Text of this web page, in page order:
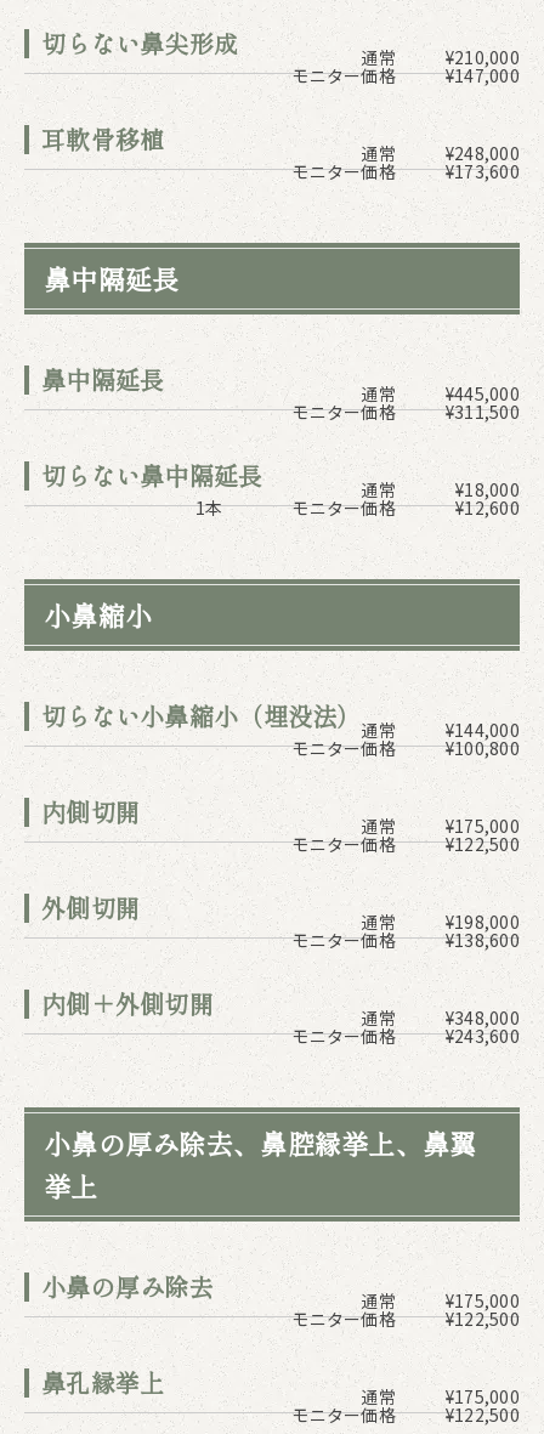
切らない鼻尖形成
モニター価格 ¥147,000
通常 ¥210,000
耳軟骨移植
モニター価格 ¥173,600
通常 ¥248,000
鼻中隔延長
鼻中隔延長
モニター価格 ¥311,500
通常 ¥445,000
切らない鼻中隔延長
1本 モニター価格 ¥12,600
通常 ¥18,000
小鼻縮小
切らない小鼻縮小（埋没法）
モニター価格 ¥100,800
通常 ¥144,000
内側切開
モニター価格 ¥122,500
通常 ¥175,000
外側切開
モニター価格 ¥138,600
通常 ¥198,000
内側＋外側切開
モニター価格 ¥243,600
通常 ¥348,000
小鼻の厚み除去、鼻腔縁挙上、鼻翼
挙上
小鼻の厚み除去
モニター価格 ¥122,500
通常 ¥175,000
鼻孔縁挙上
モニター価格 ¥122,500
通常 ¥175,000